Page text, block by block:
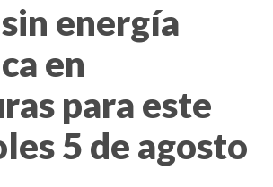
energía
en
para este
5 de agosto